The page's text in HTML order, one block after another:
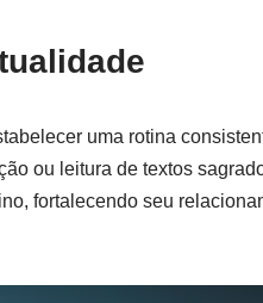
uma rotina
ou leitura de textos
fortalecendo seu